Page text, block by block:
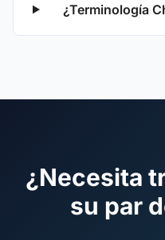
¿Terminología
¿Necesita
su par